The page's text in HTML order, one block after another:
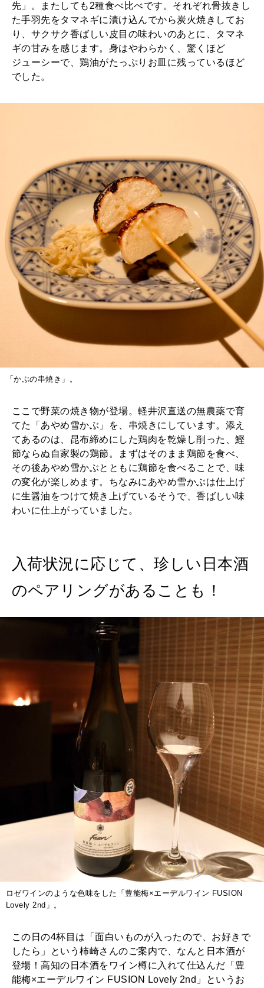
先」。またしても2種食べ比べです。それぞれ骨抜きし
た手羽先をタマネギに漬け込んでから炭火焼きしてお
り、サクサク香ばしい皮目の味わいのあとに、タマネ
ギの甘みを感じます。身はやわらかく、驚くほど
ジューシーで、鶏油がたっぷりお皿に残っているほど
でした。
「かぶの串焼き」。
ここで野菜の焼き物が登場。軽井沢直送の無農薬で育
てた「あやめ雪かぶ」を、串焼きにしています。添え
てあるのは、昆布締めにした鶏肉を乾燥し削った、鰹
節ならぬ自家製の鶏節。まずはそのまま鶏節を食べ、
その後あやめ雪かぶとともに鶏節を食べることで、味
の変化が楽しめます。ちなみにあやめ雪かぶは仕上げ
に生醤油をつけて焼き上げているそうで、香ばしい味
わいに仕上がっていました。
入荷状況に応じて、珍しい日本酒
のペアリングがあることも！
ロゼワインのような色味をした「豊能梅×エーデルワイン FUSION
Lovely 2nd」。
この日の4杯目は「面白いものが入ったので、お好きで
したら」という柿崎さんのご案内で、なんと日本酒が
登場！高知の日本酒をワイン樽に入れて仕込んだ「豊
能梅×エーデルワイン FUSION Lovely 2nd」というお